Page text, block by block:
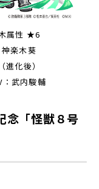
属性 ★6
神楽木葵
（進化後）
：武内駿輔
念「怪獣８号